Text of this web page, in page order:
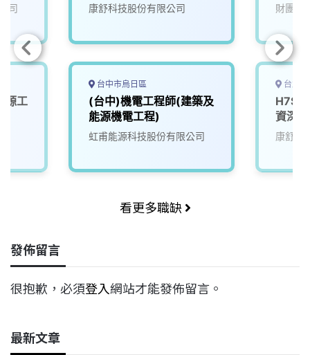
司
源工
康舒科技股份有限公司
台中市烏日區
(台中)機電工程師(建築及
能源機電工程)
虹甫能源科技股份有限公司
財團法
台北
資深
康舒科
看更多職缺
發佈留言
很抱歉，必須登入網站才能發佈留言。
最新文章